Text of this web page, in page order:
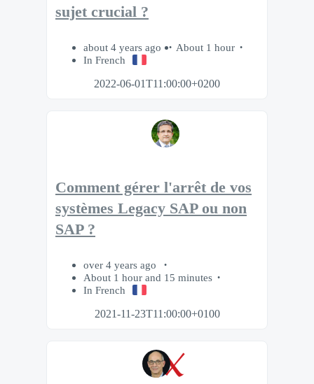
sujet crucial ?
about 4 years ago
About 1 hour
In French
2022-06-01T11:00:00+0200
Comment gérer l'arrêt de vos
systèmes Legacy SAP ou non
SAP ?
over 4 years ago
About 1 hour and 15 minutes
In French
2021-11-23T11:00:00+0100